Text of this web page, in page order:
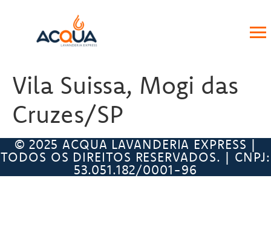
Vila Suissa, Mogi das
Cruzes/SP
© 2025 ACQUA LAVANDERIA EXPRESS |
TODOS OS DIREITOS RESERVADOS. | CNPJ:
53.051.182/0001-96